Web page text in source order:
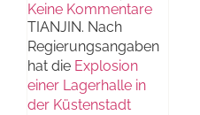
Keine Kommentare
TIANJIN. Nach
Regierungsangaben
hat die Explosion
einer Lagerhalle in
der Küstenstadt